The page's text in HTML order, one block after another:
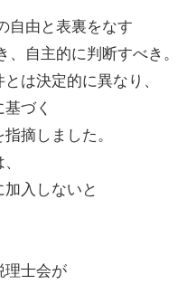
自由と表裏をなす
自主的に判断すべき。
は決定的に異なり、
づく
摘しました。
入しないと
理士会が